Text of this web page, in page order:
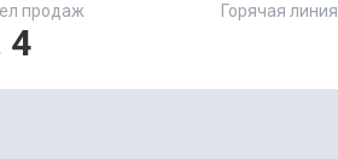
продаж Горячая линия
4